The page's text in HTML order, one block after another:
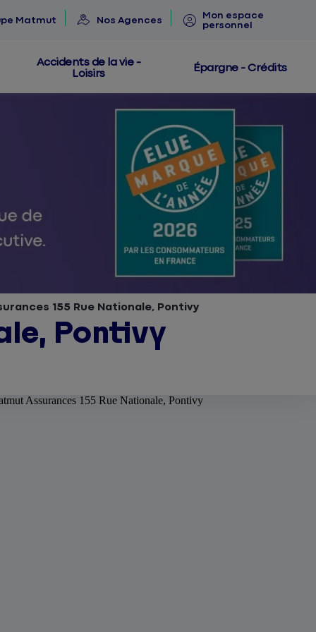
Matmut Nos Agences
Mon espace
personnel
Accidents de la vie -
Loisirs
Épargne - Crédits
155 Rue Nationale, Pontivy
Pontivy